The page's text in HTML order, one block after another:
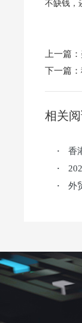
不缺钱，
上一篇：
下一篇：
相关
· 香
·
· 外